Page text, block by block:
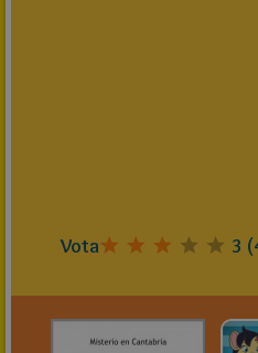
Vota 3 (